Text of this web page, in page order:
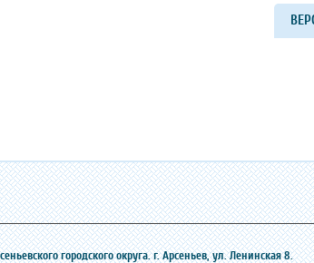
городского округа. г. Арсеньев, ‎ул. Ленинская 8.